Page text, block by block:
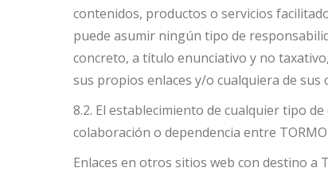
contenidos, productos o servicios
puede asumir ningún tipo de
concreto, a título enunciativo y no
sus propios enlaces y/o cualquiera de sus
8.2. El establecimiento de cualquier tipo
colaboración o dependencia entre
Enlaces en otros sitios web con destino a